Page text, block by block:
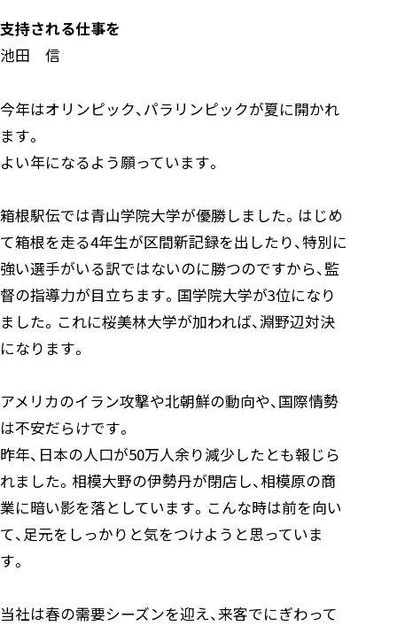
支持される仕事を
池田 信
今年はオリンピック、パラリンピックが夏に開かれ
ます。
よい年になるよう願っています。
箱根駅伝では青山学院大学が優勝しました。はじめ
て箱根を走る4年生が区間新記録を出したり、特別に
強い選手がいる訳ではないのに勝つのですから、監
督の指導力が目立ちます。国学院大学が3位になり
ました。これに桜美林大学が加われば、淵野辺対決
になります。
アメリカのイラン攻撃や北朝鮮の動向や、国際情勢
は不安だらけです。
昨年、日本の人口が50万人余り減少したとも報じら
れました。相模大野の伊勢丹が閉店し、相模原の商
業に暗い影を落としています。こんな時は前を向い
て、足元をしっかりと気をつけようと思っていま
す。
当社は春の需要シーズンを迎え、来客でにぎわって